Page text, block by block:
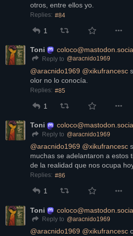
otros, entre ellos yo.
Replies: #84
1
Toni
Reply to @aracnido1969
@aracnido1969 @xikufrancesc
olor no lo conocía.
Replies: #85
1
Toni
Reply to @aracnido1969
@aracnido1969 @xikufrancesc
muchas se adelantaron a estos
de la realidad que nos ocupa
Replies: #86
1
Toni
Reply to @aracnido1969
@aracnido1969 @xikufrancesc